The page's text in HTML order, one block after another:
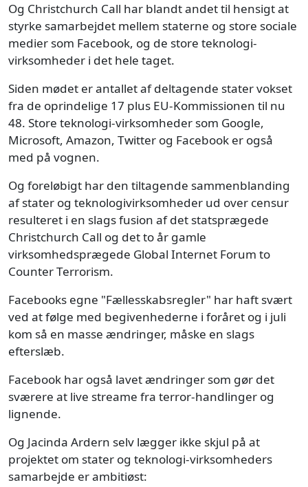
Og Christchurch Call har blandt andet til hensigt at
styrke samarbejdet mellem staterne og store sociale
medier som Facebook, og de store teknologi-
virksomheder i det hele taget.
Siden mødet er antallet af deltagende stater vokset
fra de oprindelige 17 plus EU-Kommissionen til nu
48. Store teknologi-virksomheder som Google,
Microsoft, Amazon, Twitter og Facebook er også
med på vognen.
Og foreløbigt har den tiltagende sammenblanding
af stater og teknologivirksomheder ud over censur
resulteret i en slags fusion af det statsprægede
Christchurch Call og det to år gamle
virksomhedsprægede Global Internet Forum to
Counter Terrorism.
Facebooks egne "Fællesskabsregler" har haft svært
ved at følge med begivenhederne i foråret og i juli
kom så en masse ændringer, måske en slags
efterslæb.
Facebook har også lavet ændringer som gør det
sværere at live streame fra terror-handlinger og
lignende.
Og Jacinda Ardern selv lægger ikke skjul på at
projektet om stater og teknologi-virksomheders
samarbejde er ambitiøst: